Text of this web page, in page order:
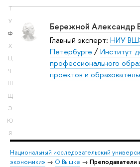
Т
У
Ф
Х
Ц
Ч
Ш
Щ
Э
Ю
Я
Бережной Александр
Главный эксперт: НИУ
Петербурге /Институт
профессионального
проектов и
Национальный исследовательский
экономики» → О Вышке → Преподаватели